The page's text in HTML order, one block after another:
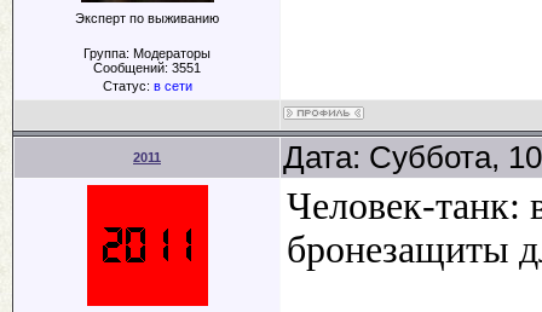
Эксперт по выживанию
Группа: Модераторы
Сообщений: 3551
Статус: в сети
2011 Дата: Суббота,
Человек-танк:
бронезащиты